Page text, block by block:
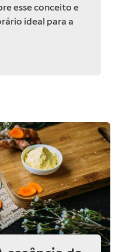
esse conceito e
ideal para a